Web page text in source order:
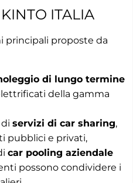
ITALIA
principali proposte da
di lungo termine
della gamma
servizi di car sharing,
pubblici e privati,
car pooling aziendale
possono condividere i